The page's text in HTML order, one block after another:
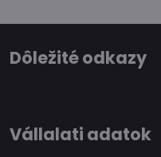
Dôležité odkazy
Vállalati adatok